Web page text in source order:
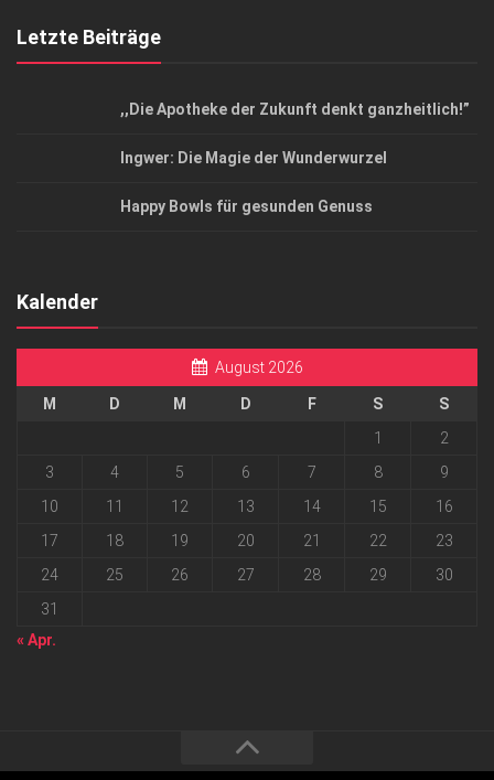
Letzte Beiträge
,,Die Apotheke der Zukunft denkt ganzheitlich!”
Ingwer: Die Magie der Wunderwurzel
Happy Bowls für gesunden Genuss
Kalender
August 2026
M D M D F S
S
1
2
3
4 5 6 7 8
9
10
11 12 13 14 15
16
17
18 19 20 21 22
23
24
25 26 27 28 29
30
31
« Apr.